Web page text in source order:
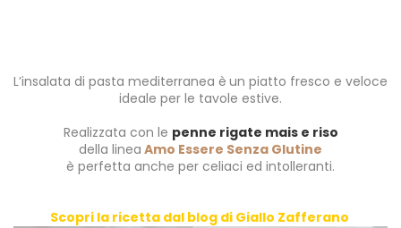
L’insalata di pasta mediterranea è un piatto fresco e veloce
ideale per le tavole estive.
Realizzata con le penne rigate mais e riso
della linea Amo Essere Senza Glutine
è perfetta anche per celiaci ed intolleranti.
Scopri la ricetta dal blog di Giallo Zafferano